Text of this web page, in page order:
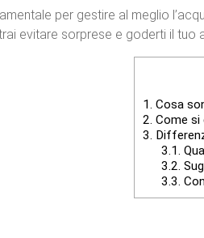
per gestire al meglio
evitare sorprese e goderti il tuo
1. Cosa
2. Come si
3.
3.1.
3.2.
3.3.